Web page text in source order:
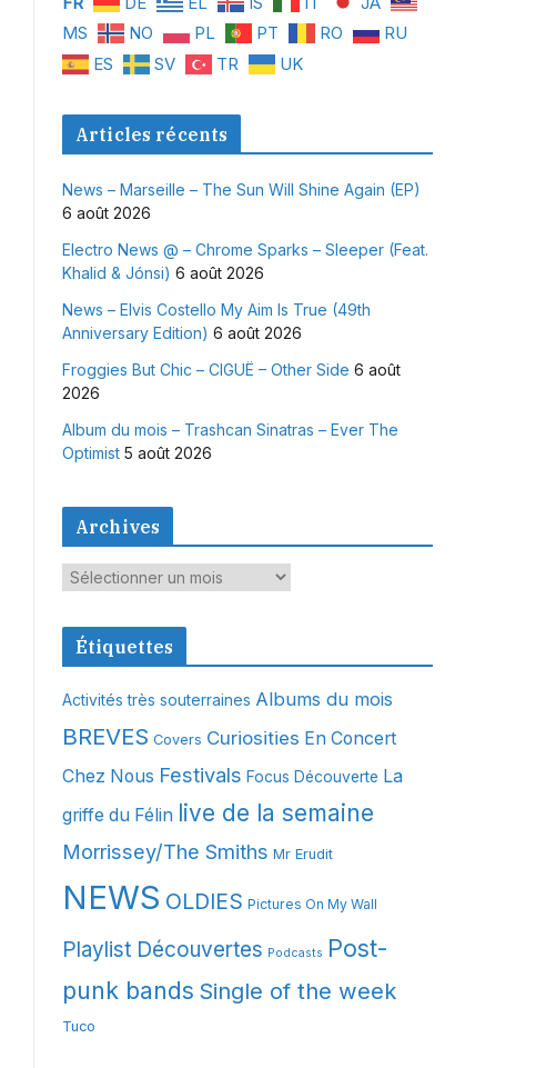
MS
NO PL PT RO
RU
ES
SV TR UK
Articles récents
News – Marseille – The Sun Will Shine Again (EP)
6 août 2026
Electro News @ – Chrome Sparks – Sleeper (Feat.
Khalid & Jónsi) 6 août 2026
News – Elvis Costello My Aim Is True (49th
Anniversary Edition) 6 août 2026
Froggies But Chic – CIGUË – Other Side 6 août
2026
Album du mois – Trashcan Sinatras – Ever The
Optimist 5 août 2026
Archives
A
c
e
s
Étiquettes
Activités très souterraines Albums du mois
BREVES Covers Curiosities En Concert
Chez Nous Festivals Focus Découverte La
griffe du Félin live de la semaine
Morrissey/The Smiths Mr Erudit
NEWS OLDIES Pictures On My Wall
Playlist Découvertes Podcasts Post-
punk bands Single of the week
Tuco